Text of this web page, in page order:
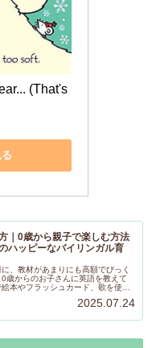
(That's
｜0歳から親子で楽しむ方法
ハッピーなバイリンガル育
、教材があまりにも高額でびっく
歳からのお子さんに英語を教えて
本やフラッシュカード、歌を使っ
嬉しいです。
2025.07.24